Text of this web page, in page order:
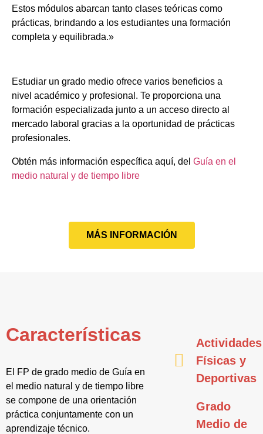
Estos módulos abarcan tanto clases teóricas como
prácticas, brindando a los estudiantes una formación
completa y equilibrada.»
Estudiar un grado medio ofrece varios beneficios a
nivel académico y profesional. Te proporciona una
formación especializada junto a un acceso directo al
mercado laboral gracias a la oportunidad de prácticas
profesionales.
Obtén más información específica aquí, del Guía en el
medio natural y de tiempo libre
MÁS INFORMACIÓN
Características
El FP de grado medio de Guía en
el medio natural y de tiempo libre
se compone de una orientación
práctica conjuntamente con un
aprendizaje técnico.
Actividades
Físicas y
Deportivas
Grado
Medio de